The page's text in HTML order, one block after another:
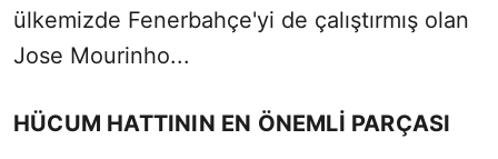
ülkemizde Fenerbahçe'yi de çalıştırmış olan
Jose Mourinho...
HÜCUM HATTININ EN ÖNEMLİ PARÇASI